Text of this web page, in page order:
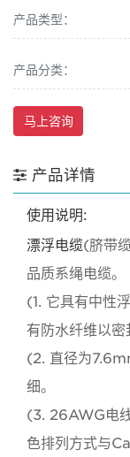
产品类型：
产品分类：
马上咨询
产品详情
使用说明:
漂浮电缆(脐带
品质系绳电缆。
(1. 它具有中性
有防水纤维以密
(2. 直径为
细。
(3. 26AWG电
色排列方式与